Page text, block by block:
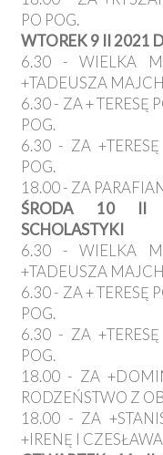
PO POG.
WTOREK 9 II 2021
6.30 - WIELKA
+TADEUSZA
6.30 - ZA + TERESĘ
POG.
6.30 - ZA
POG.
18.00 - ZA
ŚRODA 10 II
SCHOLASTYKI
6.30 - WIELKA
+TADEUSZA
6.30 - ZA + TERESĘ
POG.
6.30 - ZA
POG.
18.00 - ZA
RODZEŃSTWO Z
18.00 - ZA
+IRENĘ I